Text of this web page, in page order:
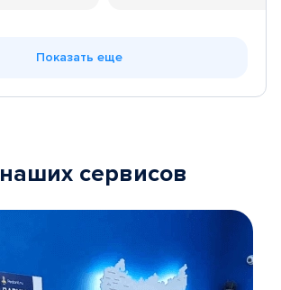
Показать еще
наших сервисов